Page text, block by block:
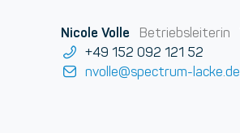
Nicole Volle
Betriebsleiterin
+49 152 092 121 52
nvolle@spectrum-lacke.de